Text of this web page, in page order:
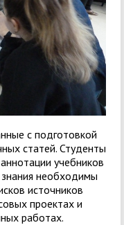
с подготовкой
статей. Студенты
учебников
необходимы
источников
проектах и
работах.